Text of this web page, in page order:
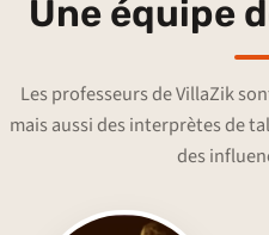
Une équipe
Les professeurs de VillaZik
mais aussi des interprètes de
des